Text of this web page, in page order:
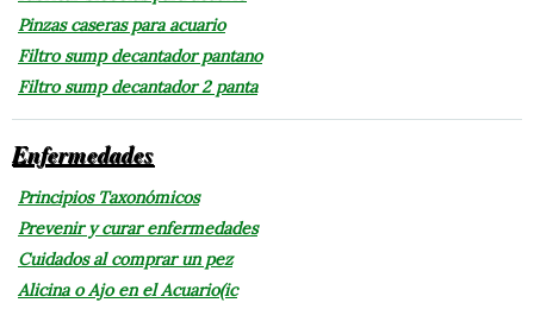
Pinzas caseras para acuario
Filtro sump decantador pantano
Filtro sump decantador 2 panta
Enfermedades
Principios Taxonómicos
Prevenir y curar enfermedades
Cuidados al comprar un pez
Alicina o Ajo en el Acuario(ic